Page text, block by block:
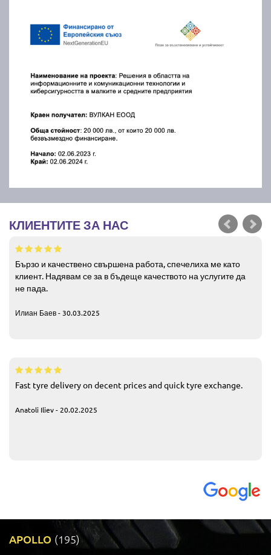
КЛИЕНТИТЕ ЗА НАС
Бързо и качествено свършена работа, спечелиха ме като
клиент. Надявам се за в бъдеще качеството на услугите да
не пада.
Илиан Баев - 30.03.2025
Fast tyre delivery on decent prices and quick tyre exchange.
Anatoli Iliev - 20.02.2025
APOLLO (195)